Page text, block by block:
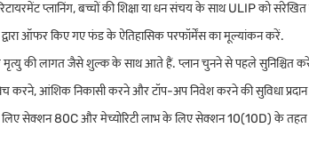
प्लानिंग, बच्चों की शिक्षा या धन संचय के साथ ULIP को
द्वारा ऑफर किए गए फंड के ऐतिहासिक परफॉर्मेंस का मूल्यांकन करें.
की लागत जैसे शुल्क के साथ आते हैं. प्लान चुनने से पहले सुनिश्चित
करने, आंशिक निकासी करने और टॉप-अप निवेश करने की सुविधा
लिए सेक्शन 80C और मेच्योरिटी लाभ के लिए सेक्शन 10(10D) के तहत